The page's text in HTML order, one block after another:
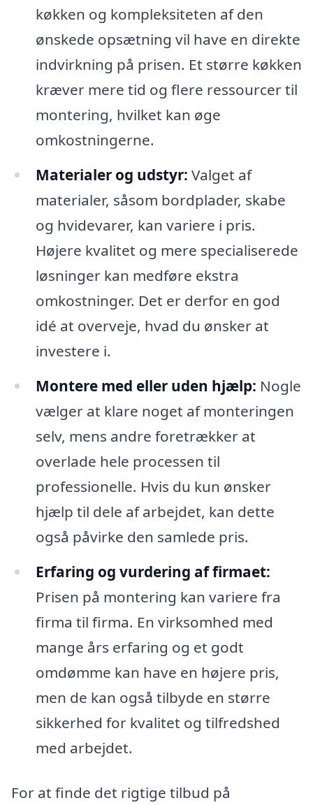
køkken og kompleksiteten af den
ønskede opsætning vil have en direkte
indvirkning på prisen. Et større køkken
kræver mere tid og flere ressourcer til
montering, hvilket kan øge
omkostningerne.
Materialer og udstyr: Valget af
materialer, såsom bordplader, skabe
og hvidevarer, kan variere i pris.
Højere kvalitet og mere specialiserede
løsninger kan medføre ekstra
omkostninger. Det er derfor en god
idé at overveje, hvad du ønsker at
investere i.
Montere med eller uden hjælp: Nogle
vælger at klare noget af monteringen
selv, mens andre foretrækker at
overlade hele processen til
professionelle. Hvis du kun ønsker
hjælp til dele af arbejdet, kan dette
også påvirke den samlede pris.
Erfaring og vurdering af firmaet:
Prisen på montering kan variere fra
firma til firma. En virksomhed med
mange års erfaring og et godt
omdømme kan have en højere pris,
men de kan også tilbyde en større
sikkerhed for kvalitet og tilfredshed
med arbejdet.
For at finde det rigtige tilbud på